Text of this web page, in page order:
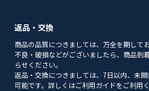
返品・交換
商品の品質につきましては、万全を期して
不良・破損などがございましたら、商品到
らせください。
返品・交換につきましては、7日以内、未
可能です。詳しくはご利用ガイドをご利用く